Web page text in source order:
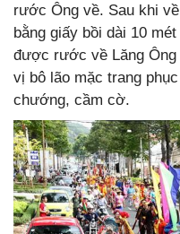
rước Ông về. Sau khi
bằng giấy bồi dài 10
được rước về Lăng Ông
vị bô lão mặc trang
chướng, cầm cờ.